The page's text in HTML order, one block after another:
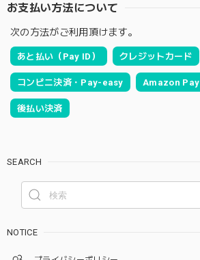
お支払い方法について
次の方法がご利用頂けます。
あと払い（Pay ID） クレジットカード
コンビニ決済・Pay-easy Amazon Pay
後払い決済
SEARCH
NOTICE